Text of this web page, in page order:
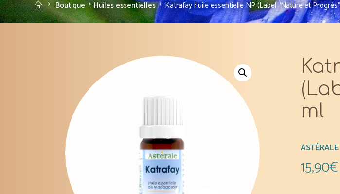
AccueilBoutique Huiles essentielles Katrafay huile essentielle NP (Label “Nature et
ml
ASTÉRALE
15,90€